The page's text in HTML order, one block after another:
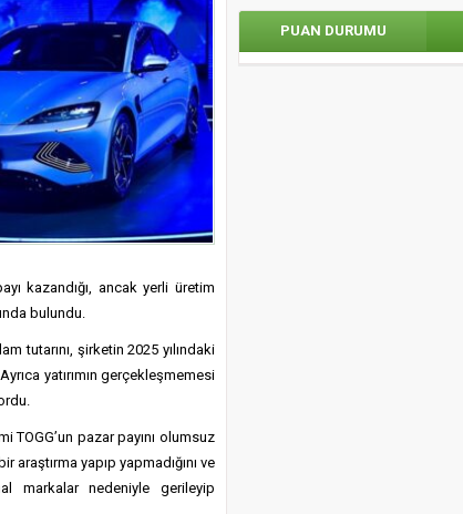
kazandığı, ancak yerli üretim
bulundu.
tutarını, şirketin 2025 yılındaki
yatırımın gerçekleşmemesi
TOGG’un pazar payını olumsuz
yapıp yapmadığını ve
markalar nedeniyle gerileyip
PUAN DURUMU